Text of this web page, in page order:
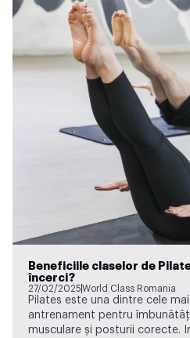
Beneficiile claselor de
încerci?
27/02/2025World Class Romania
Pilates este una dintre cele
antrenament pentru
musculare și posturii corecte.